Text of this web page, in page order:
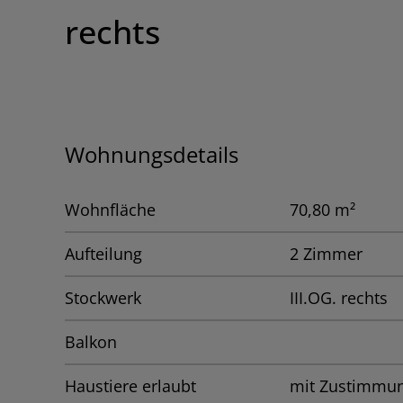
rechts
Wohnungsdetails
Wohnfläche 70,80 m²
Aufteilung 2 Zimmer
Stockwerk III.OG. rechts
Balkon
Haustiere erlaubt mit